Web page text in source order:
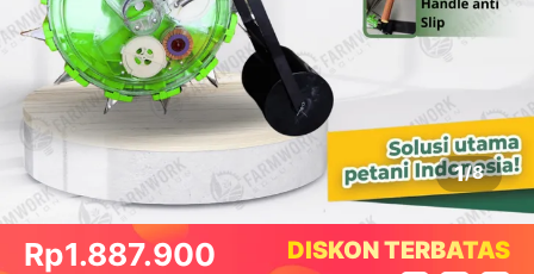
1/8
Rp1.887.900 DISKON TERBATAS